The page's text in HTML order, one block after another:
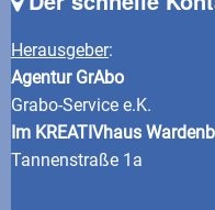
Herausgeber:
Agentur GrAbo
Grabo-Service e.K.
Im KREATIVhaus
Tannenstraße 1a